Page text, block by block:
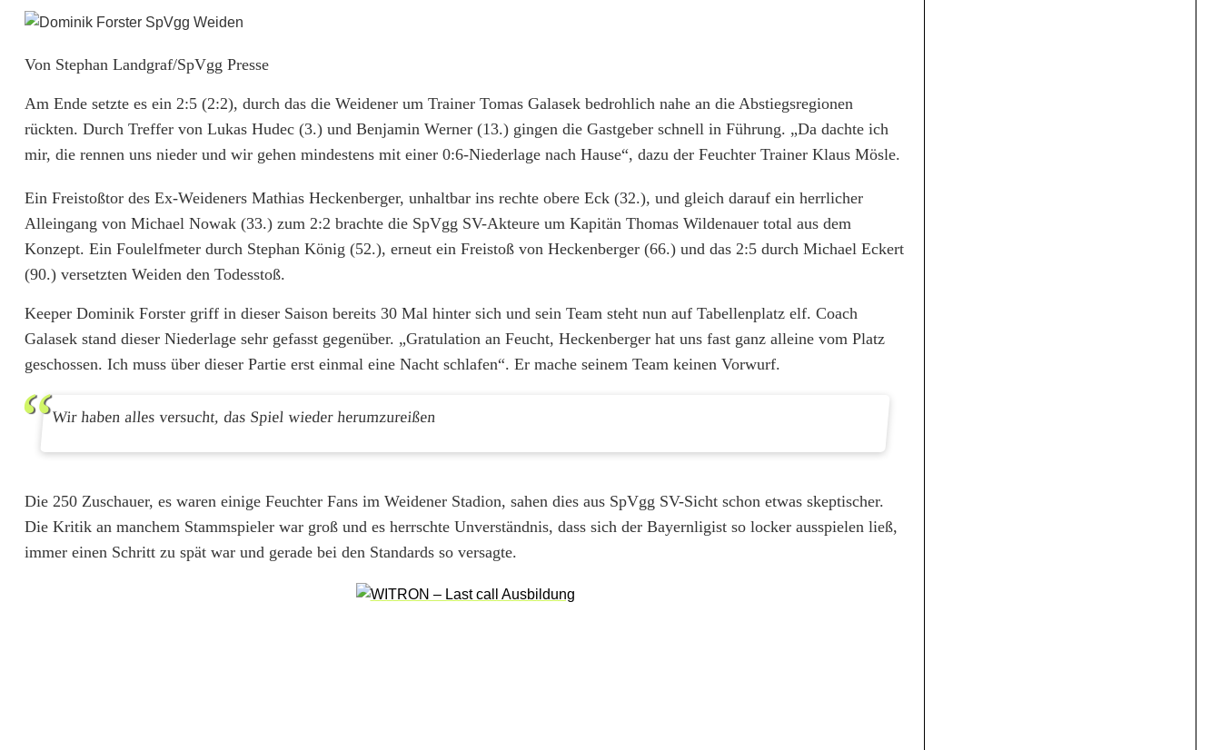
m
a
u
r
H
e
i
m
a
u
r
i
Von Stephan Landgraf/SpVgg Presse
Am Ende setzte es ein 2:5 (2:2), durch das die Weidener um Trainer Tomas Galasek bedrohlich nahe an die Abstiegsregionen
rückten. Durch Treffer von Lukas Hudec (3.) und Benjamin Werner (13.) gingen die Gastgeber schnell in Führung. „Da dachte ich
mir, die rennen uns nieder und wir gehen mindestens mit einer 0:6-Niederlage nach Hause“, dazu der Feuchter Trainer Klaus Mösle.
Ein Freistoßtor des Ex-Weideners Mathias Heckenberger, unhaltbar ins rechte obere Eck (32.), und gleich darauf ein herrlicher
Alleingang von Michael Nowak (33.) zum 2:2 brachte die SpVgg SV-Akteure um Kapitän Thomas Wildenauer total aus dem
Konzept. Ein Foulelfmeter durch Stephan König (52.), erneut ein Freistoß von Heckenberger (66.) und das 2:5 durch Michael Eckert
(90.) versetzten Weiden den Todesstoß.
Keeper Dominik Forster griff in dieser Saison bereits 30 Mal hinter sich und sein Team steht nun auf Tabellenplatz elf. Coach
Galasek stand dieser Niederlage sehr gefasst gegenüber. „Gratulation an Feucht, Heckenberger hat uns fast ganz alleine vom Platz
geschossen. Ich muss über dieser Partie erst einmal eine Nacht schlafen“. Er mache seinem Team keinen Vorwurf.
Wir haben alles versucht, das Spiel wieder herumzureißen
Die 250 Zuschauer, es waren einige Feuchter Fans im Weidener Stadion, sahen dies aus SpVgg SV-Sicht schon etwas skeptischer.
Die Kritik an manchem Stammspieler war groß und es herrschte Unverständnis, dass sich der Bayernligist so locker ausspielen ließ,
immer einen Schritt zu spät war und gerade bei den Standards so versagte.